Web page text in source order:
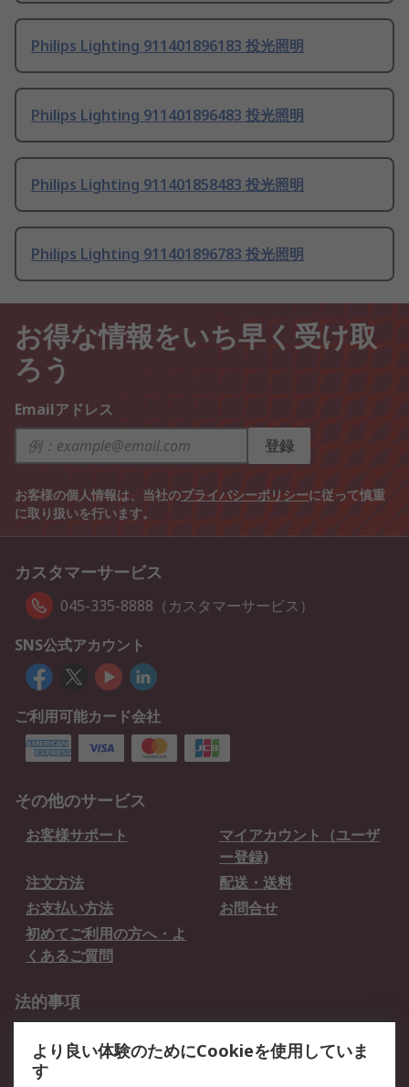
Philips Lighting 911401896183 投光照明
Philips Lighting 911401896483 投光照明
Philips Lighting 911401858483 投光照明
Philips Lighting 911401896783 投光照明
お得な情報をいち早く受け取
ろう
Emailアドレス
登録
お客様の個人情報は、当社のプライバシーポリシーに従って慎重
に取り扱いを行います。
カスタマーサービス
045-335-8888（カスタマーサービス）
SNS公式アカウント
ご利用可能カード会社
その他のサービス
お客様サポート
マイアカウント（ユーザ
ー登録)
注文方法
配送・送料
お支払い方法
お問合せ
初めてご利用の方へ・よ
くあるご質問
法的事項
クッキーポリシー
より良い体験のためにCookieを使用していま
す